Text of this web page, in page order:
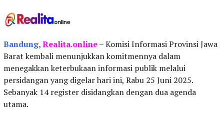
Bandung,Realita.online– Komisi Informasi Provinsi Jawa
Barat kembali menunjukkan komitmennya dalam
menegakkan keterbukaan informasi publik melalui
persidangan yang digelar hari ini, Rabu 25 Juni 2025.
Sebanyak 14 register disidangkan dengan dua agenda
utama.